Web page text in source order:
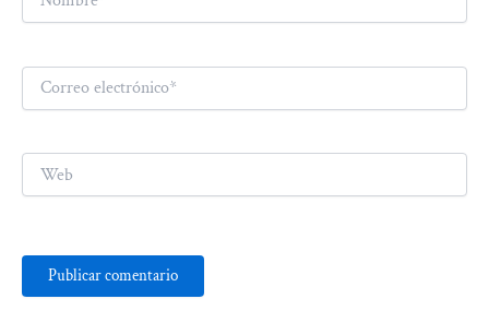
Correo
electrónico*